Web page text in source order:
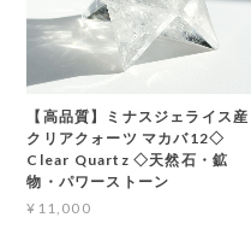
【高品質】ミナスジェライス産
クリアクォーツ マカバ12◇
Clear Quartz ◇天然石・鉱
物・パワーストーン
¥11,000